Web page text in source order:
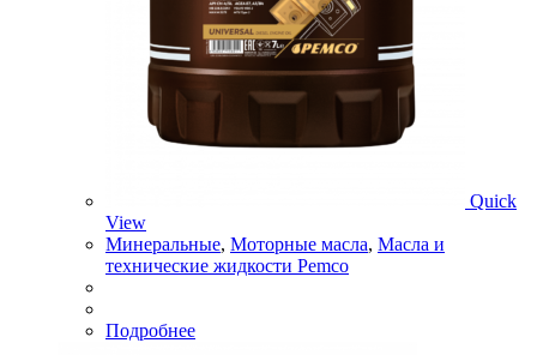
Quick
View
Минеральные, Моторные масла, Масла и
технические жидкости Pemco
Подробнее